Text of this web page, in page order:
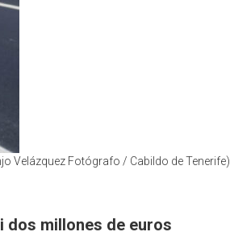
Velázquez Fotógrafo / Cabildo de Tenerife)
dos millones de euros